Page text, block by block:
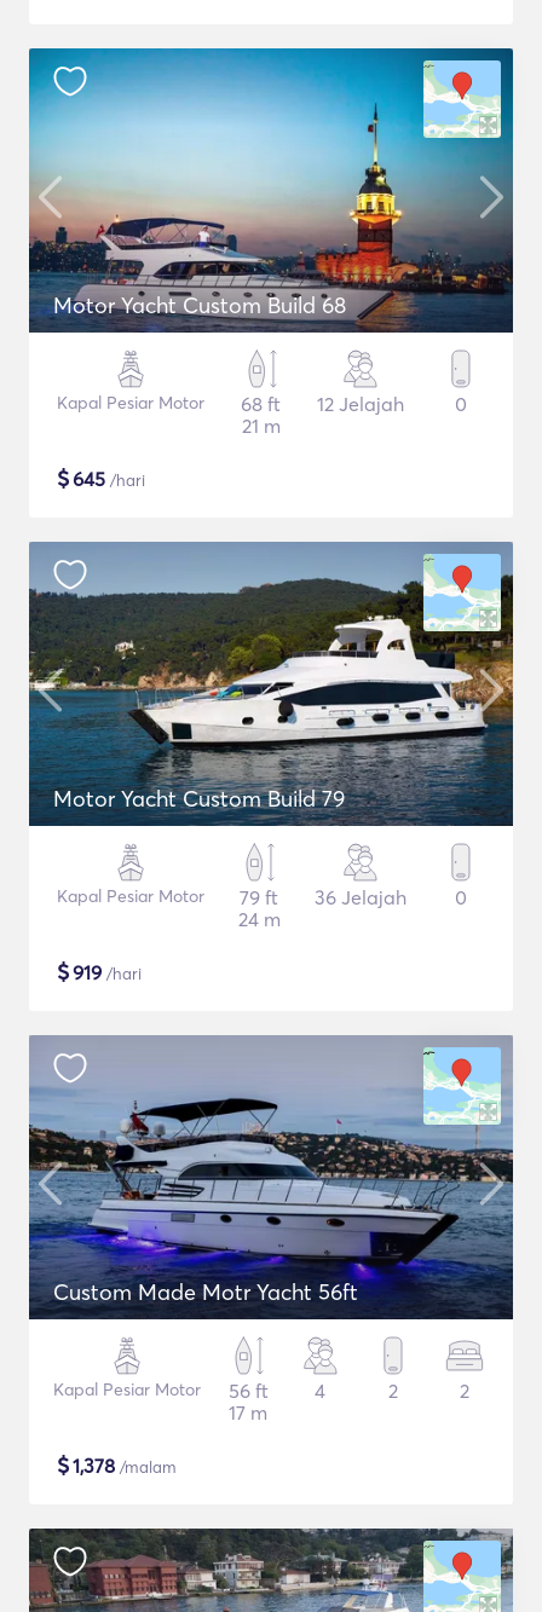
Motor Yacht Custom Build 68
Kapal Pesiar Motor
68 ft
21 m
12 Jelajah 0
$645 /hari
Motor Yacht Custom Build 79
Kapal Pesiar Motor
79 ft
24 m
36 Jelajah 0
$919 /hari
Custom Made Motr Yacht 56ft
Kapal Pesiar Motor
56 ft
17 m
4 2 2
$1,378 /malam